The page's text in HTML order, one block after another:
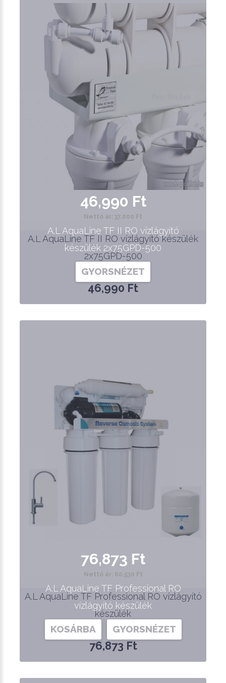
A.L AquaLine TF II RO vízlágyító készülék
2x75GPD-500
46,990 Ft
46,990 Ft
Nettó ár: 37,000 Ft
A.L AquaLine TF II RO vízlágyító
készülék 2x75GPD-500
GYORSNÉZET
A.L AquaLine TF Professional RO vízlágyító
készülék
76,873 Ft
76,873 Ft
Nettó ár: 60,530 Ft
A.L AquaLine TF Professional RO
vízlágyító készülék
KOSÁRBA GYORSNÉZET